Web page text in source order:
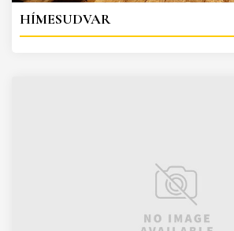
HÍMESUDVAR